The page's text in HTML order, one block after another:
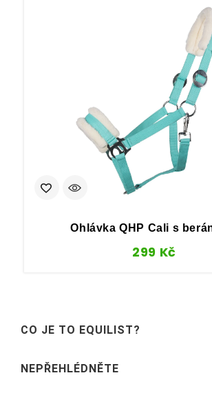
Ohlávka QHP Cali s
299 Kč
CO JE TO EQUILIST?
NEPŘEHLÉDNĚTE